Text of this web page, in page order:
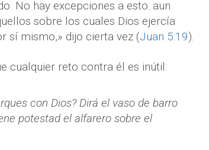
No hay excepciones a esto: aun
sobre los cuales Dios ejercía
sí mismo,» dijo cierta vez (Juan 5:19).
cualquier reto contra él es inútil:
con Dios? Dirá el vaso de barro
potestad el alfarero sobre el